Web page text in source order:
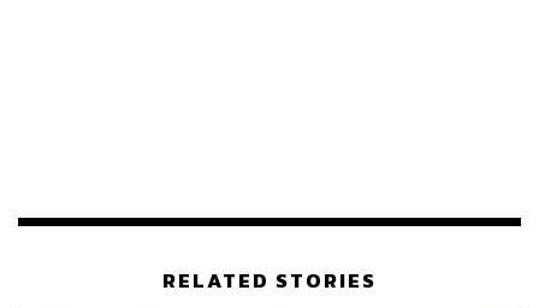
2565 หรือตามวันที่ผู้โดยสารต้องการ นอกจากนี้สาย
บาท หรือ Travel Voucher มูลค่า 1,500 บาท
RELATED STORIES